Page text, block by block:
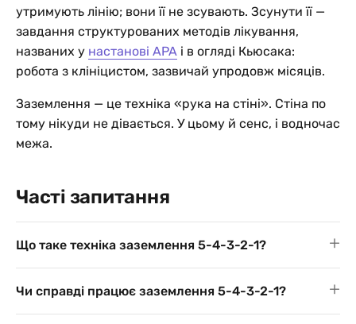
утримують лінію; вони її не зсувають. Зсунути її —
завдання структурованих методів лікування,
названих у настанові APA і в огляді Кьюсака:
робота з клініцистом, зазвичай упродовж місяців.
Заземлення — це техніка «рука на стіні». Стіна по
тому нікуди не дівається. У цьому й сенс, і водночас
межа.
Часті запитання
Що таке техніка заземлення 5-4-3-2-1?
Чи справді працює заземлення 5-4-3-2-1?